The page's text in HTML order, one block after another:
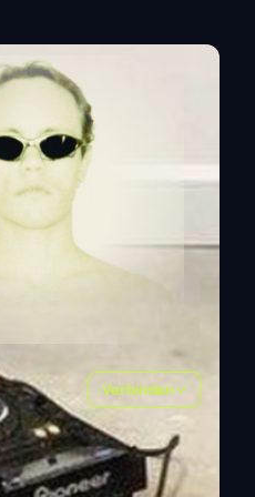
Verbinden
FOTOS(1) VIDEOS (0